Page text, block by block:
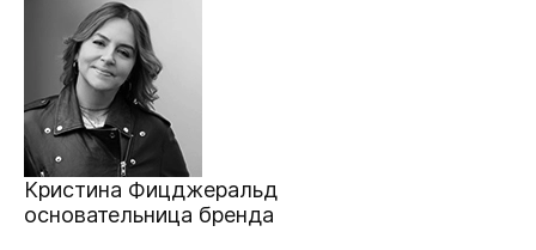
Кристина Фицджеральд
основательница бренда